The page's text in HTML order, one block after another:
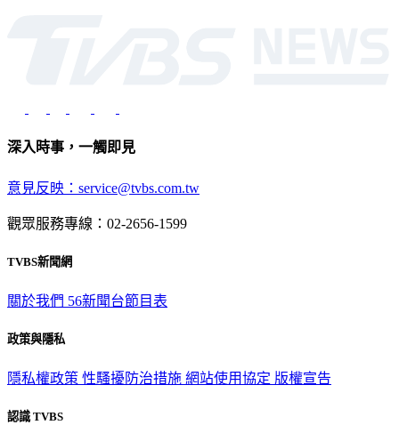
深入時事，一觸即見
意見反映：service@tvbs.com.tw
觀眾服務專線：02-2656-1599
TVBS新聞網
關於我們 56新聞台節目表
政策與隱私
隱私權政策 性騷擾防治措施 網站使用協定 版權宣告
認識 TVBS